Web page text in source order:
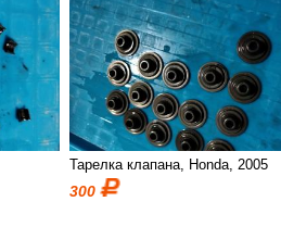
Тарелка клапана, Honda, 2005
300